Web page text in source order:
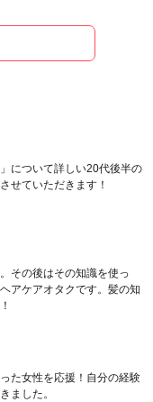
について詳しい20代後半の
せていただきます！
その後はその知識を使っ
アケアオタクです。髪の知
た女性を応援！自分の経験
ました。